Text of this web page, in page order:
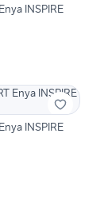
INSPIRE
INSPIRE